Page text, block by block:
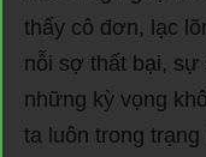
thấy cô đơn, lạc
nỗi sợ thất bại,
những kỳ vọng
ta luôn trong